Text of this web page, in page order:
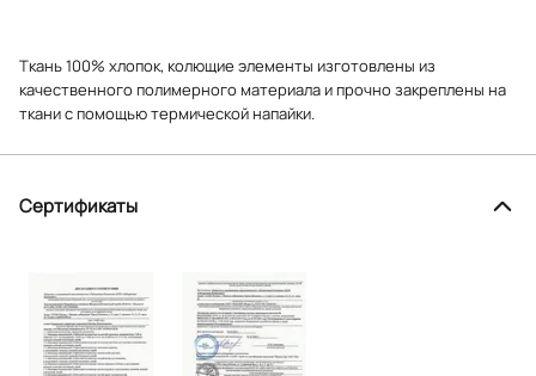
Ткань 100% хлопок, колющие элементы изготовлены из
качественного полимерного материала и прочно закреплены на
ткани с помощью термической напайки.
Сертификаты